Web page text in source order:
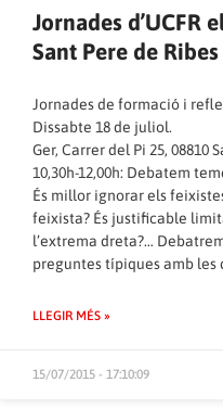
Jornades d’UCFR
Sant Pere de Ribes
Jornades de formació i
Dissabte 18 de juliol.
Ger, Carrer del Pi 25, 08810
10,30h-12,00h: Debatem
És millor ignorar els
feixista? És justificable
l’extrema dreta?…
preguntes típiques amb les
LLEGIR MÉS »
15/07/2015 - 17:10:09